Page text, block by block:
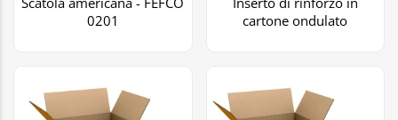
0201
cartone ondulato